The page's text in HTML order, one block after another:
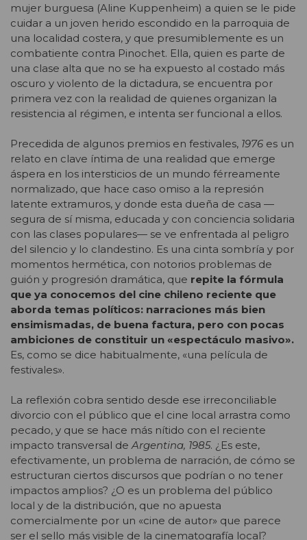
mujer burguesa (Aline Kuppenheim) a quien se le pide
cuidar a un joven herido escondido en la parroquia de
una localidad costera, y que presumiblemente es un
combatiente contra Pinochet. Ella, quien es parte de
una clase alta que no se ha expuesto al costado más
oscuro y violento de la dictadura, se encuentra por
primera vez con la realidad de quienes organizan la
resistencia al régimen, e intenta ser funcional a ellos.
Precedida de algunos premios en festivales, 1976 es un
relato en clave íntima de una realidad que emerge
áspera en los intersticios de un mundo férreamente
normalizado, que hace caso omiso a la represión
latente extramuros, y donde esta dueña de casa —
segura de sí misma, educada y con conciencia solidaria
con las clases populares— se ve enfrentada al peligro
del silencio y lo clandestino. Es una cinta sombría y por
momentos hermética, con notorios problemas de
guión y progresión dramática, que repite la fórmula
que ya conocemos del cine chileno reciente que
aborda temas políticos: narraciones más bien
ensimismadas, de buena factura, pero con pocas
ambiciones de constituir un «espectáculo masivo».
Es, como se dice habitualmente, «una película de
festivales».
La reflexión cobra sentido desde ese irreconciliable
divorcio con el público que el cine local arrastra como
pecado, y que se hace más nítido con el reciente
impacto transversal de Argentina, 1985. ¿Es este,
efectivamente, un problema de narración, de cómo se
estructuran ciertos discursos que podrían o no tener
impactos amplios? ¿O es un problema del público
local y de la distribución, que no apuesta
comercialmente por un «cine de autor» que parece
ser el sello más visible de la cinematografía local?